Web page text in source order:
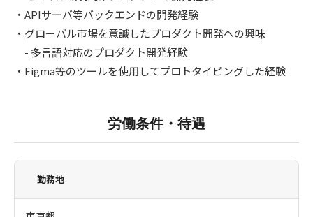
・APIサーバ等バックエンドの開発経験
・グローバル市場を意識したプロダクト開発への興味
- 多言語対応のプロダクト開発経験
・Figma等のツールを使用してプロトタイピングした経験
労働条件・待遇
勤務地